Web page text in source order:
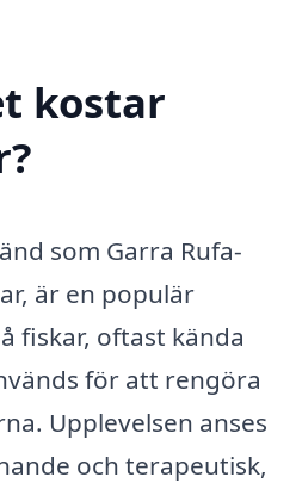
kostar
som Garra Rufa-
är en populär
fiskar, oftast kända
för att rengöra
Upplevelsen anses
och terapeutisk,